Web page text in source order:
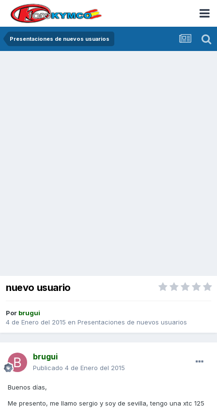
Presentaciones de nuevos usuarios
nuevo usuario
Por brugui
4 de Enero del 2015 en Presentaciones de nuevos usuarios
brugui
Publicado 4 de Enero del 2015
Buenos días,
Me presento, me llamo sergio y soy de sevilla, tengo una xtc 125